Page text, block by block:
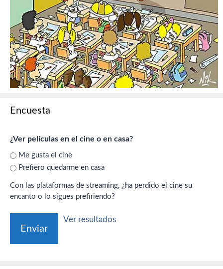
Encuesta
¿Ver películas en el cine o en casa?
Me gusta el cine
Prefiero quedarme en casa
Con las plataformas de streaming, ¿ha perdido el cine su
encanto o lo sigues prefiriendo?
Ver resultados